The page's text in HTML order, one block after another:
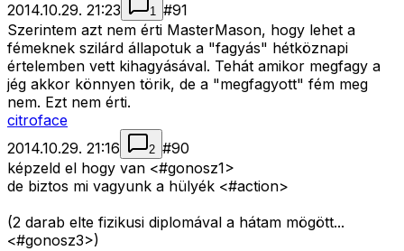
2014.10.29. 21:23
1 #91
Szerintem azt nem érti MasterMason, hogy lehet a
fémeknek szilárd állapotuk a "fagyás" hétköznapi
értelemben vett kihagyásával. Tehát amikor megfagy a
jég akkor könnyen törik, de a "megfagyott" fém meg
nem. Ezt nem érti.
citroface
2014.10.29. 21:16
2 #90
képzeld el hogy van <#gonosz1>
de biztos mi vagyunk a hülyék <#action>
(2 darab elte fizikusi diplomával a hátam mögött...
<#gonosz3>)